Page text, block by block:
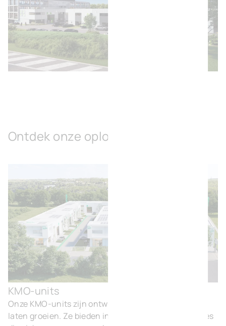
Ontdek onze oplossingen
KMO-units
Onze KMO-units zijn ontworpen om ondernemers te
laten groeien. Ze bieden instapklare, flexibele ruimtes